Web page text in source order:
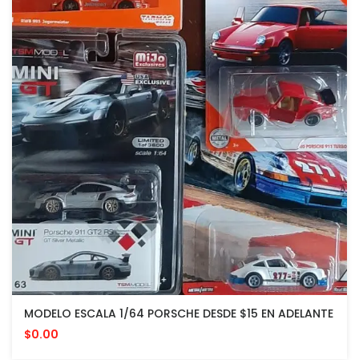
MODELO ESCALA 1/64 PORSCHE DESDE $15 EN ADELANTE
$0.00